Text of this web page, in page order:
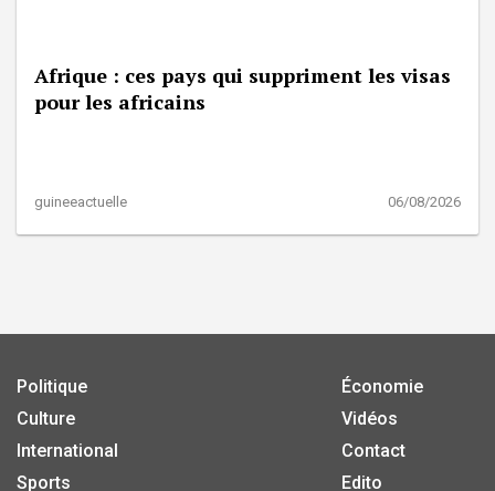
Afrique : ces pays qui suppriment les visas
pour les africains
guineeactuelle 06/08/2026
Politique
Culture
International
Sports
Économie
Vidéos
Contact
Edito